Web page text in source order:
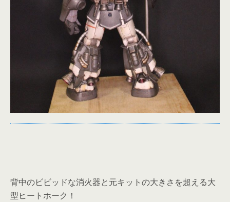
背中のビビッドな消火器と元キットの大きさを超える大
型ヒートホーク！